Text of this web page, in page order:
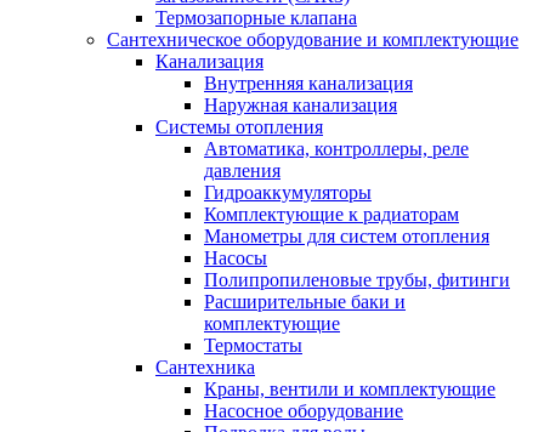
Термозапорные клапана
Сантехническое оборудование и комплектующие
Канализация
Внутренняя канализация
Наружная канализация
Системы отопления
Автоматика, контроллеры, реле
давления
Гидроаккумуляторы
Комплектующие к радиаторам
Манометры для систем отопления
Насосы
Полипропиленовые трубы, фитинги
Расширительные баки и
комплектующие
Термостаты
Сантехника
Краны, вентили и комплектующие
Насосное оборудование